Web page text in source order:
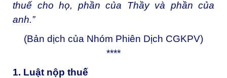
thuế cho họ, phần của Thầy và phần của
anh.”
(Bản dịch của Nhóm Phiên Dịch CGKPV)
****
1. Luật nộp thuế